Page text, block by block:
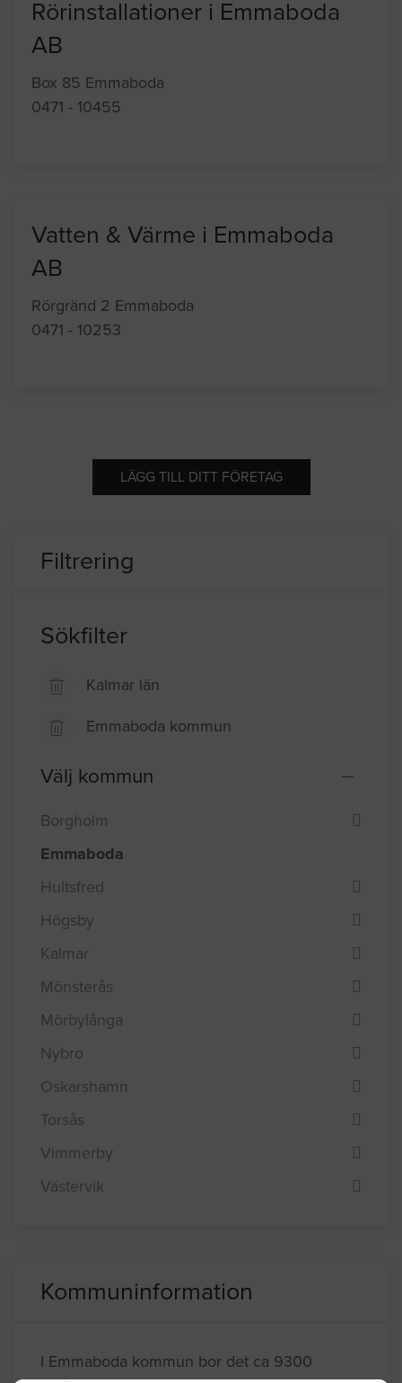
Rörinstallationer i Emmaboda
AB
Box 85 Emmaboda
0471 - 10455
Vatten & Värme i Emmaboda
AB
Rörgränd 2 Emmaboda
0471 - 10253
LÄGG TILL DITT FÖRETAG
Filtrering
Sökfilter
Kalmar län
Emmaboda kommun
Välj kommun
Borgholm
Emmaboda
Hultsfred
Högsby
Kalmar
Mönsterås
Mörbylånga
Nybro
Oskarshamn
Torsås
Vimmerby
Västervik
Kommuninformation
I Emmaboda kommun bor det ca 9300